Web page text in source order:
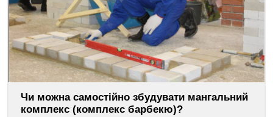
Чи можна самостійно збудувати мангальний
комплекс (комплекс барбекю)?